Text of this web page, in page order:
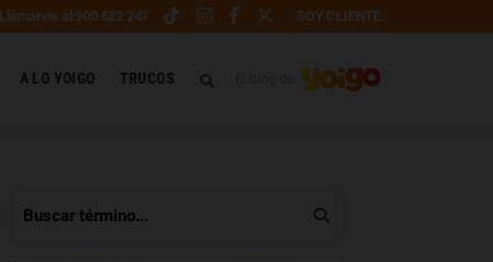
al 900 622 247 SOY CLIENTE
A LO YOIGO TRUCOS